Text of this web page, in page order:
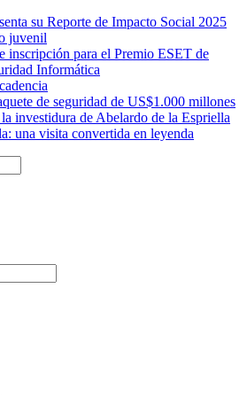
su Reporte de Impacto Social 2025
juvenil
inscripción para el Premio ESET de
Informática
de seguridad de US$1.000 millones
investidura de Abelardo de la Espriella
una visita convertida en leyenda